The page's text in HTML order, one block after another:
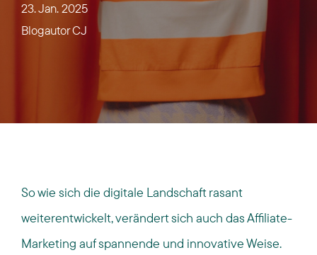
23. Jan. 2025
BlogautorCJ
So wie sich die digitale Landschaft rasant
weiterentwickelt, verändert sich auch das Affiliate-
Marketing auf spannende und innovative Weise.